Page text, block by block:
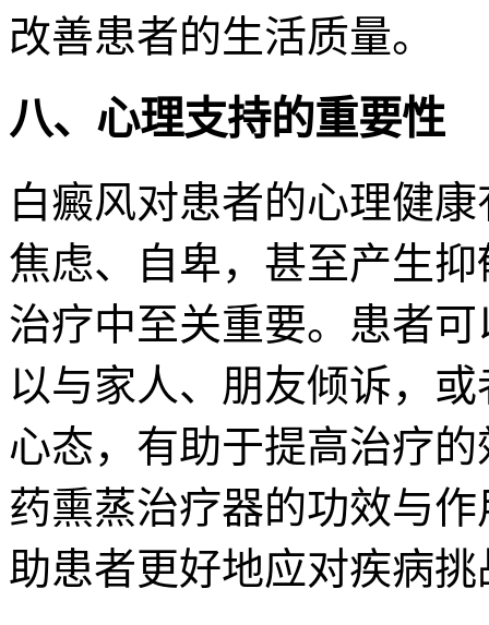
改善患者的生活质量。
八、心理支持的重要性
白癜风对患者的心理健
焦虑、自卑，甚至产生
治疗中至关重要。患者
以与家人、朋友倾诉，
心态，有助于提高治疗
药熏蒸治疗器的功效与
助患者更好地应对疾病挑